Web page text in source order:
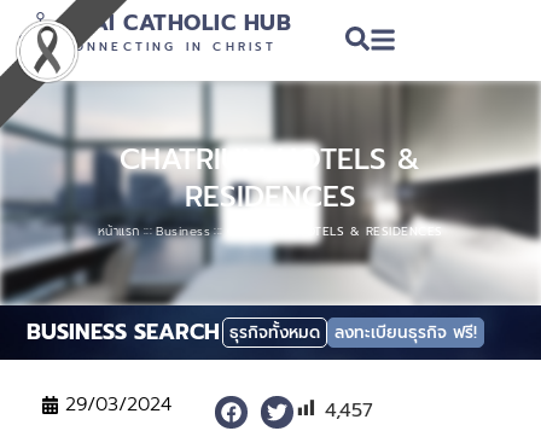
THAI CATHOLIC HUB
CONNECTING IN CHRIST
CHATRIUM HOTELS &
RESIDENCES
หน้าแรก ::: Business ::: CHATRIUM HOTELS & RESIDENCES
BUSINESS SEARCH ธุรกิจทั้งหมด ลงทะเบียนธุรกิจ ฟรี!
29/03/2024 4,457